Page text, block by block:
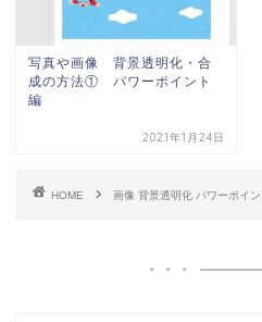
写真や画像 背景透明化・合
成の方法① パワーポイント
編
2021年1月24日
HOME 画像 背景透明化 パワーポイン